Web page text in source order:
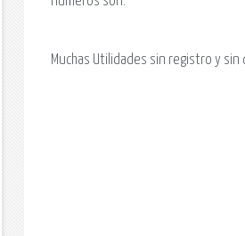
Muchas Utilidades sin registro y